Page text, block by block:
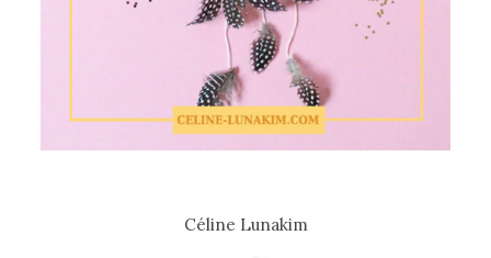
Céline Lunakim